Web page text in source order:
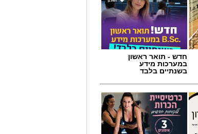
חדש - תואר ראשון
במערכות מידע
בשנתיים בלבד
מרום פילאטיס -
כרטיסיית הכרות
ללקוחות חדשים